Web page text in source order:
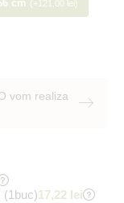
cm +121,00 lei
vom realiza
(1buc)17,22 lei